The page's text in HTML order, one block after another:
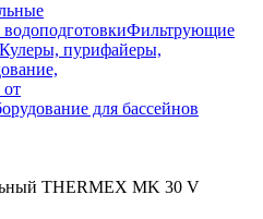
Фильтрующие
Кулеры, пурифайеры,
для бассейнов
THERMEX MK 30 V